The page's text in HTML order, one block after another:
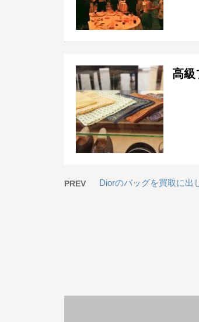
高級
PREV Diorのバッグを買取に出